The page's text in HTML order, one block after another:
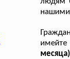
нашими